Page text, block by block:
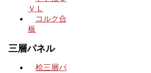
ＶＬ
コルク合
板
三層パネル
桧三層パ